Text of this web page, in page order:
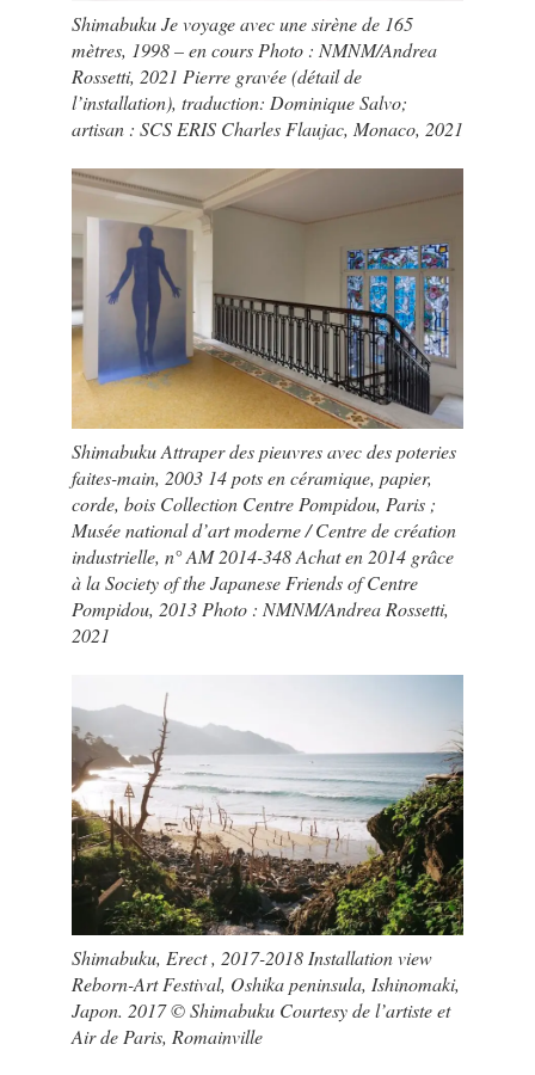
Shimabuku Je voyage avec une sirène de 165
mètres, 1998 – en cours Photo : NMNM/Andrea
Rossetti, 2021 Pierre gravée (détail de
l’installation), traduction: Dominique Salvo;
artisan : SCS ERIS Charles Flaujac, Monaco, 2021
Shimabuku Attraper des pieuvres avec des poteries
faites-main, 2003 14 pots en céramique, papier,
corde, bois Collection Centre Pompidou, Paris ;
Musée national d’art moderne / Centre de création
industrielle, n° AM 2014-348 Achat en 2014 grâce
à la Society of the Japanese Friends of Centre
Pompidou, 2013 Photo : NMNM/Andrea Rossetti,
2021
Shimabuku, Erect , 2017-2018 Installation view
Reborn-Art Festival, Oshika peninsula, Ishinomaki,
Japon. 2017 © Shimabuku Courtesy de l’artiste et
Air de Paris, Romainville